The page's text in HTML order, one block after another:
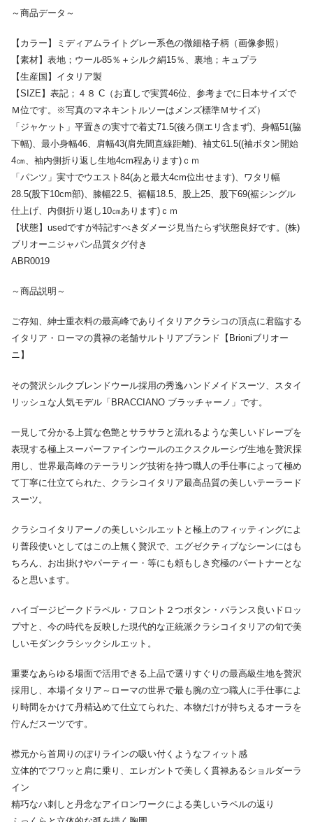
～商品データ～
【カラー】ミディアムライトグレー系色の微細格子柄（画像参照）
【素材】表地；ウール85％＋シルク絹15％、裏地；キュプラ
【生産国】イタリア製
【SIZE】表記；４８ C（お直しで実質46位、参考までに日本サイズで
Ｍ位です。※写真のマネキントルソーはメンズ標準Ｍサイズ）
「ジャケット」平置きの実寸で着丈71.5(後ろ側エリ含まず)、身幅51(脇
下幅)、最小身幅46、肩幅43(肩先間直線距離)、袖丈61.5((袖ボタン開始
4㎝、袖内側折り返し生地4cm程あります)ｃｍ
「パンツ」実寸でウエスト84(あと最大4cm位出せます)、ワタリ幅
28.5(股下10cm部)、膝幅22.5、裾幅18.5、股上25、股下69(裾シングル
仕上げ、内側折り返し10㎝あります)ｃｍ
【状態】usedですが特記すべきダメージ見当たらず状態良好です。(株)
ブリオーニジャパン品質タグ付き
ABR0019
～商品説明～
ご存知、紳士重衣料の最高峰でありイタリアクラシコの頂点に君臨する
イタリア・ローマの貫禄の老舗サルトリアブランド【Brioniブリオー
ニ】
その贅沢シルクブレンドウール採用の秀逸ハンドメイドスーツ、スタイ
リッシュな人気モデル「BRACCIANO ブラッチャーノ」です。
一見して分かる上質な色艶とサラサラと流れるような美しいドレープを
表現する極上スーパーファインウールのエクスクルーシヴ生地を贅沢採
用し、世界最高峰のテーラリング技術を持つ職人の手仕事によって極め
て丁寧に仕立てられた、クラシコイタリア最高品質の美しいテーラード
スーツ。
クラシコイタリアーノの美しいシルエットと極上のフィッティングによ
り普段使いとしてはこの上無く贅沢で、エグゼクティブなシーンにはも
ちろん、お出掛けやパーティー・等にも頼もしき究極のパートナーとな
ると思います。
ハイゴージピークドラペル・フロント２つボタン・バランス良いドロッ
プ寸と、今の時代を反映した現代的な正統派クラシコイタリアの旬で美
しいモダンクラシックシルエット。
重要なあらゆる場面で活用できる上品で選りすぐりの最高級生地を贅沢
採用し、本場イタリア～ローマの世界で最も腕の立つ職人に手仕事によ
り時間をかけて丹精込めて仕立てられた、本物だけが持ちえるオーラを
佇んだスーツです。
襟元から首周りのぼりラインの吸い付くようなフィット感
立体的でフワッと肩に乗り、エレガントで美しく貫禄あるショルダーラ
イン
精巧なハ刺しと丹念なアイロンワークによる美しいラペルの返り